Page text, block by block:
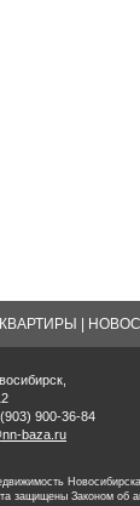
КВАРТИРЫ
900-36-84
baza.ru
защищены Законом об